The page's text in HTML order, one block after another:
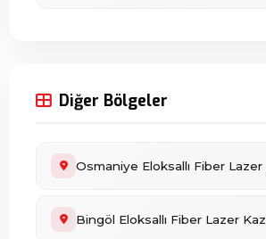
Diğer Bölgeler
Osmaniye Eloksallı Fiber Lazer
Bingöl Eloksallı Fiber Lazer